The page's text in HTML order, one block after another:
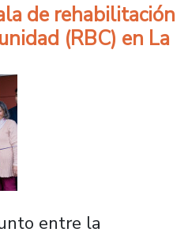
de rehabilitación
(RBC) en La
entre la